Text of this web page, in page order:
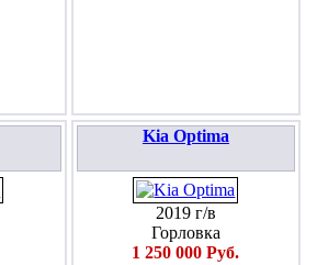
Kia Optima
2019 г/в
Горловка
1 250 000 Руб.